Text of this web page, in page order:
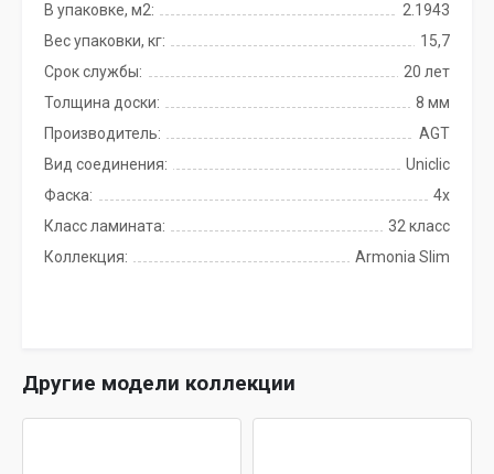
В упаковке, м2:
2.1943
Вес упаковки, кг:
15,7
Срок службы:
20 лет
Толщина доски:
8 мм
Производитель:
AGT
Вид соединения:
Uniclic
Фаска:
4x
Класс ламината:
32 класс
Коллекция:
Armonia Slim
Другие модели коллекции